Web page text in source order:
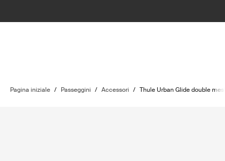
Pagina iniziale / Passeggini / Accessori / Thule Urban Glide double